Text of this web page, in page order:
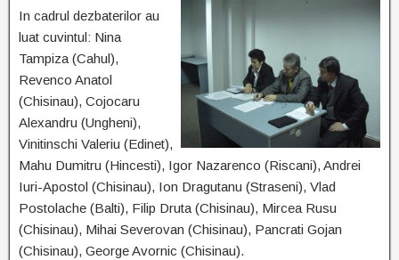
In cadrul dezbaterilor au
luat cuvintul: Nina
Tampiza (Cahul),
Revenco Anatol
(Chisinau), Cojocaru
Alexandru (Ungheni),
Vinitinschi Valeriu (Edinet),
Mahu Dumitru (Hincesti), Igor Nazarenco (Riscani), Andrei
Iuri-Apostol (Chisinau), Ion Dragutanu (Straseni), Vlad
Postolache (Balti), Filip Druta (Chisinau), Mircea Rusu
(Chisinau), Mihai Severovan (Chisinau), Pancrati Gojan
(Chisinau), George Avornic (Chisinau).